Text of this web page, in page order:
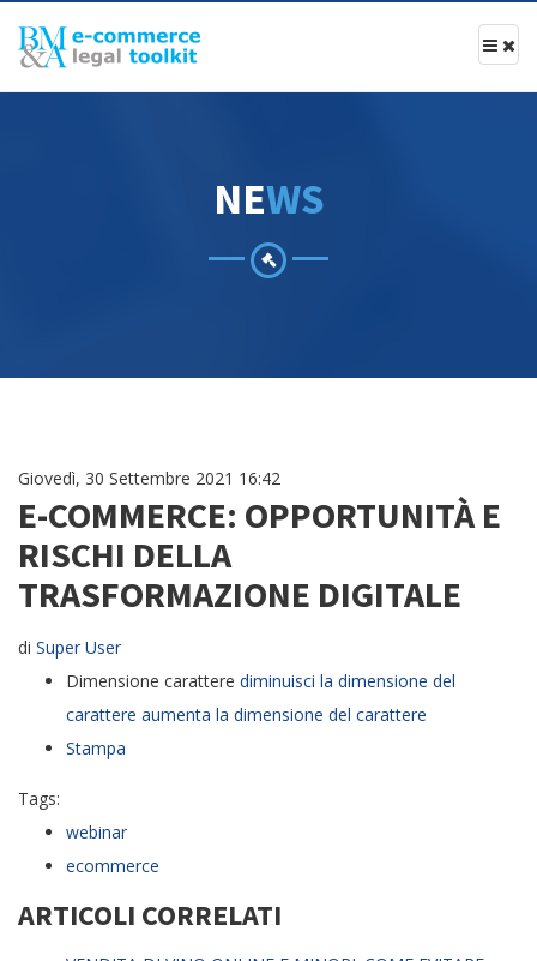
NEWS
Giovedì, 30 Settembre 2021 16:42
E-COMMERCE: OPPORTUNITÀ E
RISCHI DELLA
TRASFORMAZIONE DIGITALE
di Super User
Dimensione carattere diminuisci la dimensione del
carattere aumenta la dimensione del carattere
Stampa
Tags:
webinar
ecommerce
ARTICOLI CORRELATI